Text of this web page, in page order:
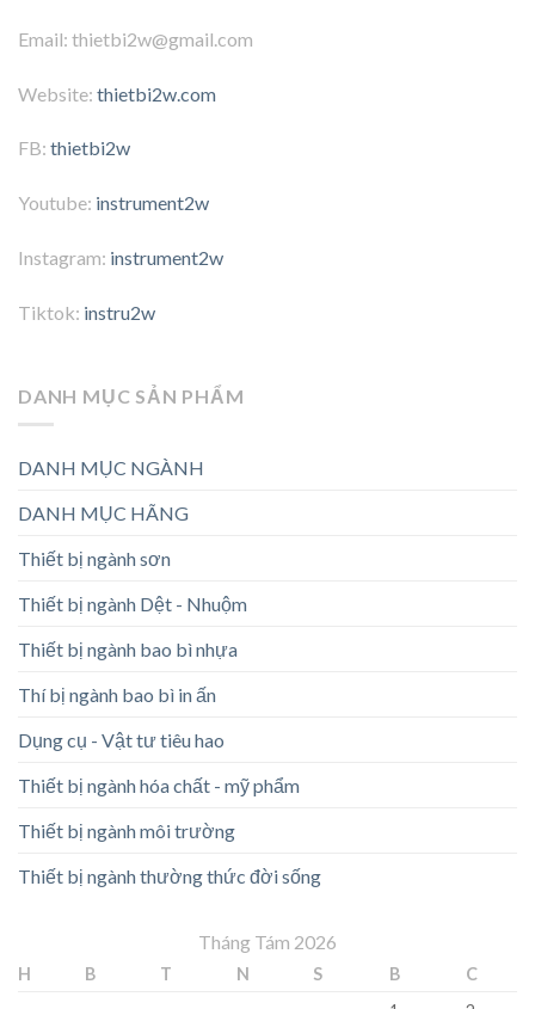
Email: thietbi2w@gmail.com
Website: thietbi2w.com
FB: thietbi2w
Youtube: instrument2w
Instagram: instrument2w
Tiktok: instru2w
DANH MỤC SẢN PHẨM
DANH MỤC NGÀNH
DANH MỤC HÃNG
Thiết bị ngành sơn
Thiết bị ngành Dệt - Nhuộm
Thiết bị ngành bao bì nhựa
Thí bị ngành bao bì in ấn
Dụng cụ - Vật tư tiêu hao
Thiết bị ngành hóa chất - mỹ phẩm
Thiết bị ngành môi trường
Thiết bị ngành thường thức đời sống
Tháng Tám 2026
H B T N S B
C